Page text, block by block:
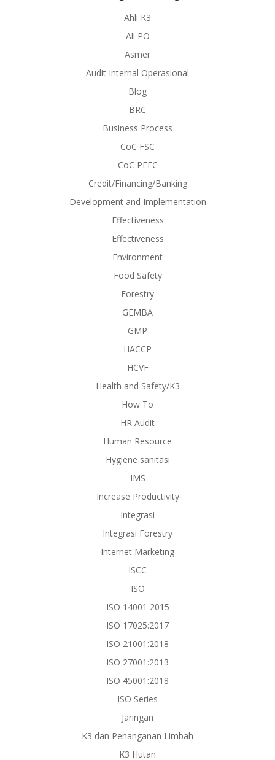
Ahli K3
All PO
Asmer
Audit Internal Operasional
Blog
BRC
Business Process
CoC FSC
CoC PEFC
Credit/Financing/Banking
Development and Implementation
Effectiveness
Effectiveness
Environment
Food Safety
Forestry
GEMBA
GMP
HACCP
HCVF
Health and Safety/K3
How To
HR Audit
Human Resource
Hygiene sanitasi
IMS
Increase Productivity
Integrasi
Integrasi Forestry
Internet Marketing
ISCC
ISO
ISO 14001 2015
ISO 17025:2017
ISO 21001:2018
ISO 27001:2013
ISO 45001:2018
ISO Series
Jaringan
K3 dan Penanganan Limbah
K3 Hutan